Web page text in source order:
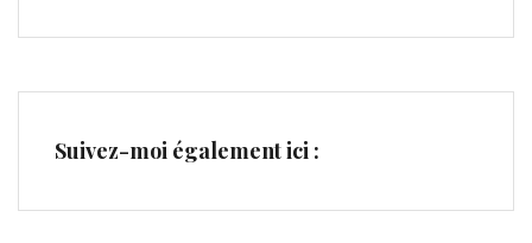
Suivez-moi également ici :